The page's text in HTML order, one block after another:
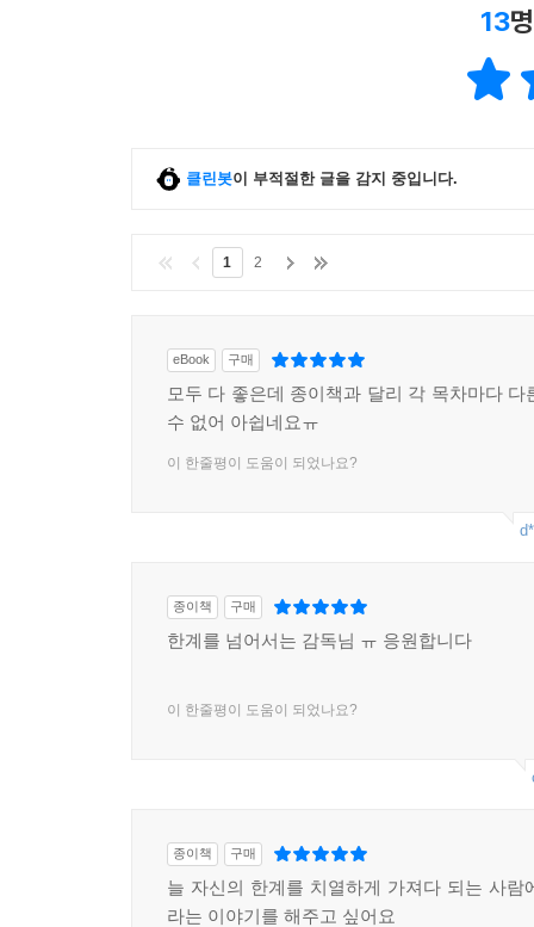
13
클린봇이 부적절한 글을 감지 중입니다.
1 2
eBook 구매
모두 다 좋은데 종이책과 달리 각 목차마다 다
수 없어 아쉽네요ㅠ
이 한줄평이 도움이 되었나요?
종이책 구매
한계를 넘어서는 감독님 ㅠ 응원합니다
이 한줄평이 도움이 되었나요?
종이책 구매
늘 자신의 한계를 치열하게 가져다 되는 사람
라는 이야기를 해주고 싶어요